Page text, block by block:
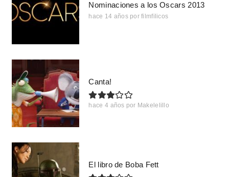
Nominaciones a los Oscars 2013
hace 14 años por filmfilicos
Canta!
hace 4 años por Makelelillo
El libro de Boba Fett